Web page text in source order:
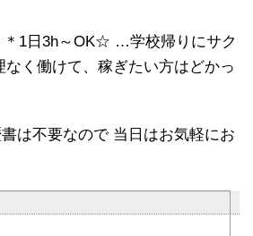
1日3h～OK☆ …学校帰りにサク
く働けて、稼ぎたい方はどかっ
は不要なので 当日はお気軽にお